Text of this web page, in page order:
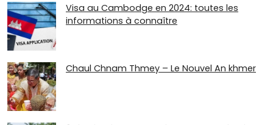
Visa au Cambodge en 2024: toutes les
informations à connaître
Chaul Chnam Thmey – Le Nouvel An khmer